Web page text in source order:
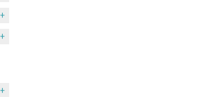
+
+
+